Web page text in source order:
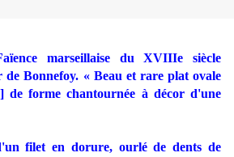
marseillaise du XVIIIe siècle
Bonnefoy. « Beau et rare plat ovale
de forme chantournée à décor d'une
filet en dorure, ourlé de dents de